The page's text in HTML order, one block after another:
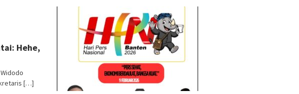
Hehe,
[…]